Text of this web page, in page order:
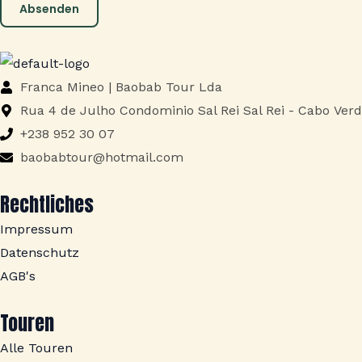
Absenden
Franca Mineo | Baobab Tour Lda
Rua 4 de Julho Condominio Sal Rei Sal Rei - Cabo
+238 952 30 07
baobabtour@hotmail.com
Rechtliches
Impressum
Datenschutz
AGB's
Touren
Alle Touren